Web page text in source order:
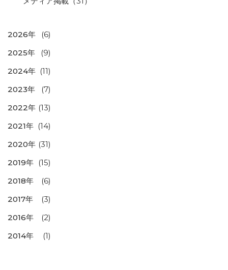
2026年
(6)
2025年
(9)
2024年 (11)
2023年
(7)
2022年 (13)
2021年 (14)
2020年 (31)
2019年 (15)
2018年
(6)
2017年
(3)
2016年
(2)
2014年
(1)